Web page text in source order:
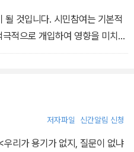
방관자 효과라고도 합니다. 196
서 다수의 방관자가 나타난 원인
가져야 하는 것은 여전히 비슷
생활양식의 변화> 중에서
될 것입니다. 시민참여는 기본적
적으로 개입하여 영향을 미치는
기본적인 정치적 행동에서부터
니다. 엘리베이터 등에서 휠체어
본 적이 있나요? 기존 픽토그램
한 시민이 장애인 스스로의 힘
저자파일 신간알림 신청
우리가 용기가 없지, 질문이 없냐